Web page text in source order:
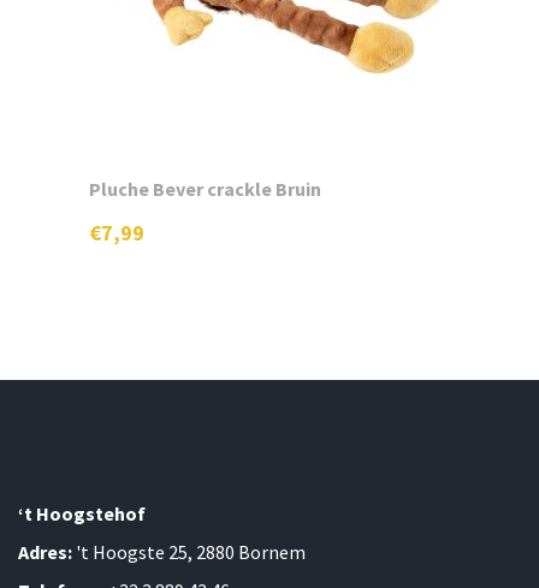
Pluche Bever crackle Bruin
€7,99
‘t Hoogstehof
Adres: 't Hoogste 25, 2880 Bornem